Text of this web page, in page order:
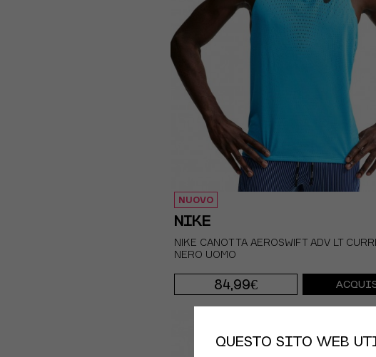
NUOVO
NIKE
NIKE CANOTTA AEROSWIFT ADV LT
NERO UOMO
84,99€
M L XL
QUESTO SITO WEB